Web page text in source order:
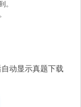
。
自动显示真题下载